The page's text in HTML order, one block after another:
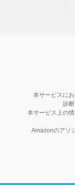
本サービスに
診
本サービス上の
Amazonのアソ